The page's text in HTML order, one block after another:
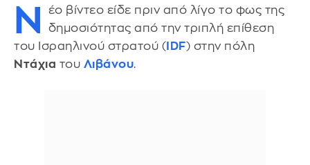
Ν
έο βίντεο είδε πριν από λίγο το φως της
δημοσιότητας από την τριπλή επίθεση
του Ισραηλινού στρατού ( IDF) στην πόλη
Ντάχια του Λιβάνου.